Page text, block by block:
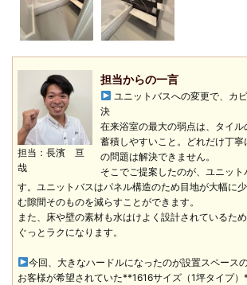
担当：長濱 亘
哉
担当からの一言
ユニットバスへの変更で、カ
決
在来浴室の最大の弱点は、タイ
蓄積しやすいこと。どれだけ丁
の問題は解決できません。
そこでご提案したのが、ユニッ
す。ユニットバスはパネル構造のため目地が大幅に
む隙間そのものを減らすことができます。
また、床や壁の素材も水はけよく設計されているた
ぐっとラクになります。
今回、大きなハードルになったのが設置スペースの
お客様が希望されていた**1616サイズ（1坪タイプ